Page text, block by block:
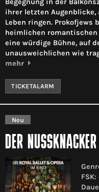
ihrer letzten
Leben ringen. Prokofjews
heimlichen
eine würdige Bühne, auf
unausweichlichen wie
mehr
TICKETALARM
Neu
DER
FSK: